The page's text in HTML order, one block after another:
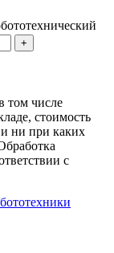
том числе
стоимость
ни при каких
с